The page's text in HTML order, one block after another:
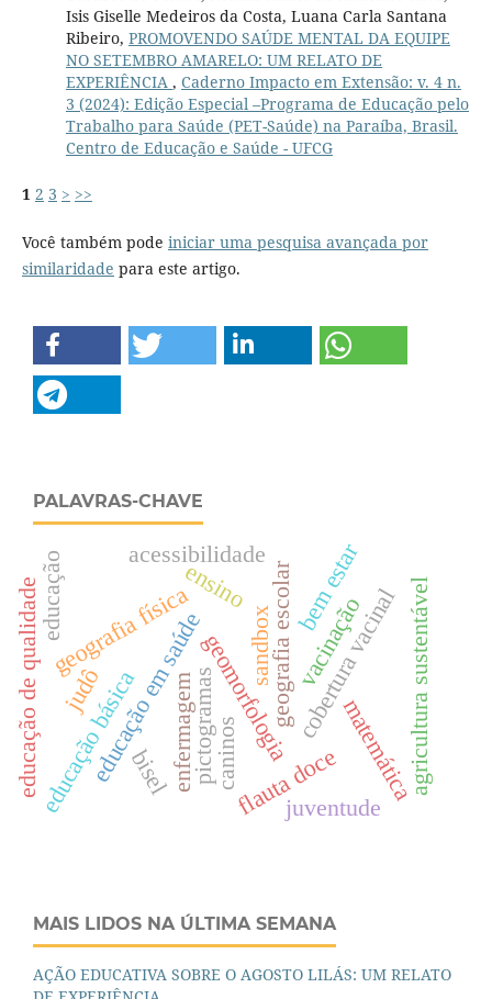
Isis Giselle Medeiros da Costa, Luana Carla Santana
Ribeiro, PROMOVENDO SAÚDE MENTAL DA EQUIPE
NO SETEMBRO AMARELO: UM RELATO DE
EXPERIÊNCIA , Caderno Impacto em Extensão: v. 4 n.
3 (2024): Edição Especial –Programa de Educação pelo
Trabalho para Saúde (PET-Saúde) na Paraíba, Brasil.
Centro de Educação e Saúde - UFCG
1 2 3 > >>
Você também pode iniciar uma pesquisa avançada por
similaridade para este artigo.
PALAVRAS-CHAVE
geografia físicageomorfologia
geografia escolar
sandbox cobertura vacinal
educação em saúde
enfermagem
vacinação
ensino
educação básicabisel flauta doce
educação de qualidade matemáticaagricultura sustentável
bem estar
acessibilidade
pictogramas
educação
judô
caninos
juventude
MAIS LIDOS NA ÚLTIMA SEMANA
AÇÃO EDUCATIVA SOBRE O AGOSTO LILÁS: UM RELATO